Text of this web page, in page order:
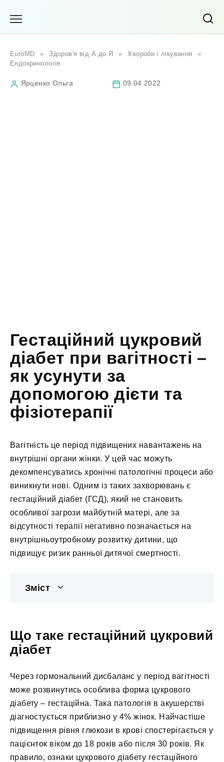
EuroMD » Здоров'я від А до Я » Хвороби і лікування
»
Ендокринологія
Ярценко Ольга 09.04.2022
Гестаційний цукровий
діабет при вагітності –
як усунути за
допомогою дієти та
фізіотерапії
Вагітність це період підвищених навантажень на
внутрішні органи жінки. У цей час можуть
декомпенсуватись хронічні патологічні процеси або
виникнути нові. Одним із таких захворювань є
гестаційний діабет (ГСД), який не становить
особливої загрози майбутній матері, але за
відсутності терапії негативно позначається на
внутрішньоутробному розвитку дитини, що
підвищує ризик ранньої дитячої смертності.
Зміст
Що таке гестаційний цукровий
діабет
Через гормональний дисбаланс у період вагітності
може розвинутись особлива форма цукрового
діабету – гестаційна. Така патологія в акушерстві
діагностується приблизно у 4% жінок. Найчастіше
підвищення рівня глюкози в крові спостерігається у
пацієнток віком до 18 років або після 30 років. Як
правило, ознаки цукрового діабету гестаційного